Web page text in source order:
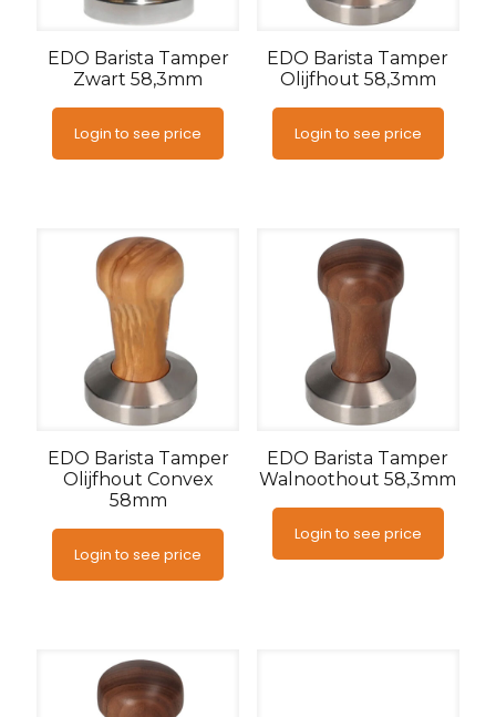
EDO Barista Tamper
Zwart 58,3mm
Login to see price
EDO Barista Tamper
Olijfhout 58,3mm
Login to see price
EDO Barista Tamper
Olijfhout Convex
58mm
Login to see price
EDO Barista Tamper
Walnoothout 58,3mm
Login to see price